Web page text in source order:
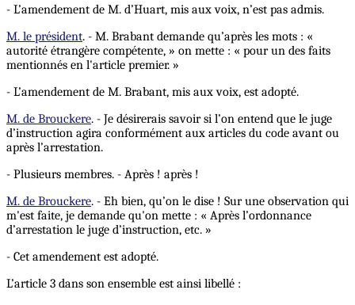
- L’amendement de M. d’Huart, mis aux voix, n’est pas admis.
M. le président. - M. Brabant demande qu’après les mots : «
autorité étrangère compétente, » on mette : « pour un des faits
mentionnés en l'article premier. »
- L’amendement de M. Brabant, mis aux voix, est adopté.
M. de Brouckere. - Je désirerais savoir si l’on entend que le juge
d’instruction agira conformément aux articles du code avant ou
après l’arrestation.
- Plusieurs membres. - Après ! après !
M. de Brouckere. - Eh bien, qu’on le dise ! Sur une observation qui
m'est faite, je demande qu'on mette : « Après l’ordonnance
d’arrestation le juge d’instruction, etc. »
- Cet amendement est adopté.
L’article 3 dans son ensemble est ainsi libellé :